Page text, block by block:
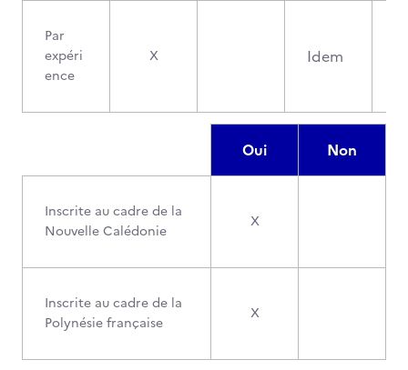
Par
expéri
ence
X Idem
Oui Non
Inscrite au cadre de la
Nouvelle Calédonie
X
Inscrite au cadre de la
Polynésie française
X